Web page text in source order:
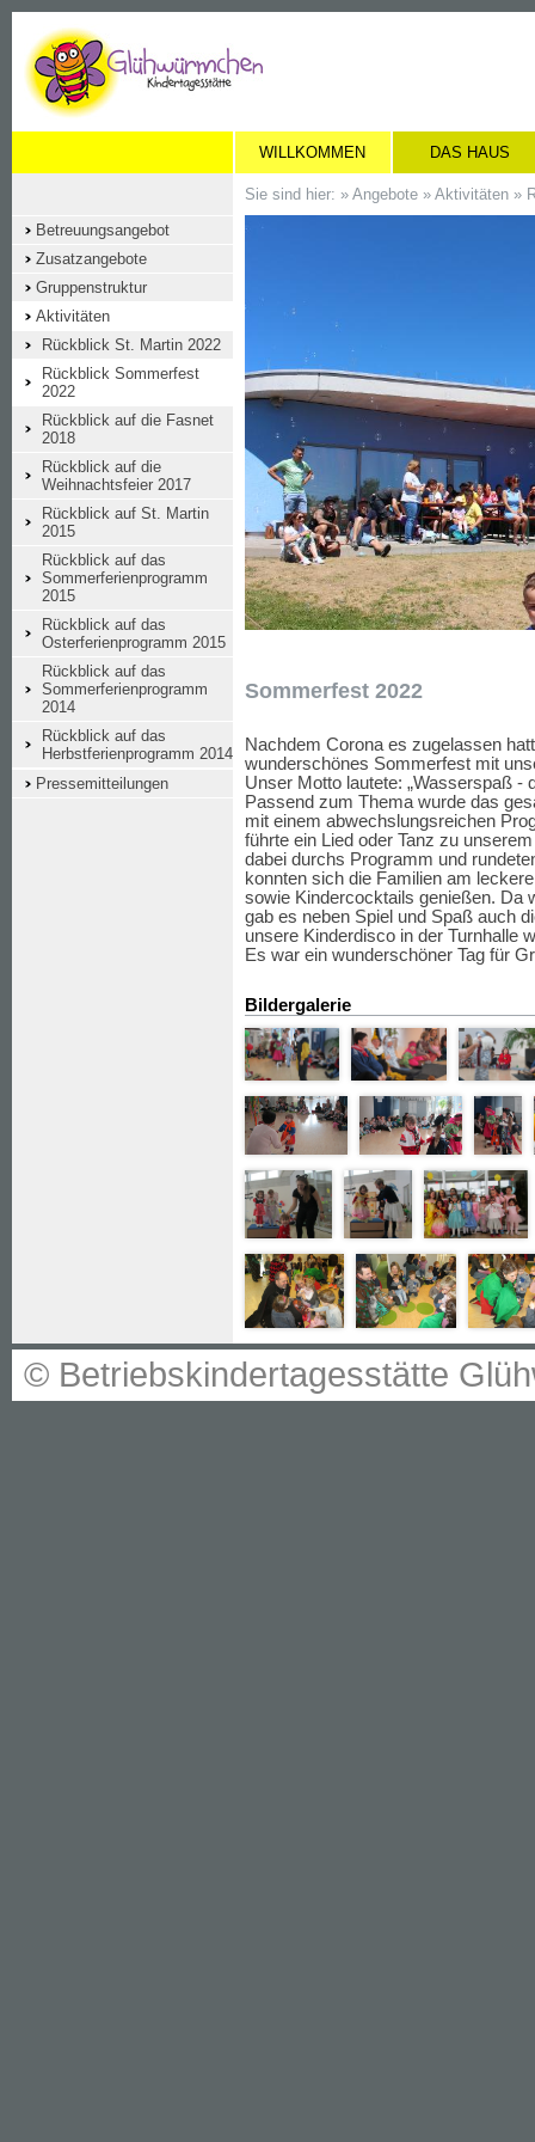
WILLKOMMEN DAS HAUS
Betreuungsangebot
Zusatzangebote
Gruppenstruktur
Aktivitäten
Rückblick St. Martin 2022
Rückblick Sommerfest
2022
Rückblick auf die Fasnet
2018
Rückblick auf die
Weihnachtsfeier 2017
Rückblick auf St. Martin
2015
Rückblick auf das
Sommerferienprogramm
2015
Rückblick auf das
Osterferienprogramm 2015
Rückblick auf das
Sommerferienprogramm
2014
Rückblick auf das
Herbstferienprogramm 2014
Pressemitteilungen
Sie sind hier: » Angebote » Aktivitäten »
Sommerfest 2022
Nachdem Corona es zugelassen
wunderschönes Sommerfest mit
Unser Motto lautete: „Wasserspaß -
Passend zum Thema wurde das
mit einem abwechslungsreichen
führte ein Lied oder Tanz zu
dabei durchs Programm und
konnten sich die Familien am
sowie Kindercocktails genießen. Da
gab es neben Spiel und Spaß auch
unsere Kinderdisco in der Turnhalle
Es war ein wunderschöner Tag für
Bildergalerie
© Betriebskindertagesstätte